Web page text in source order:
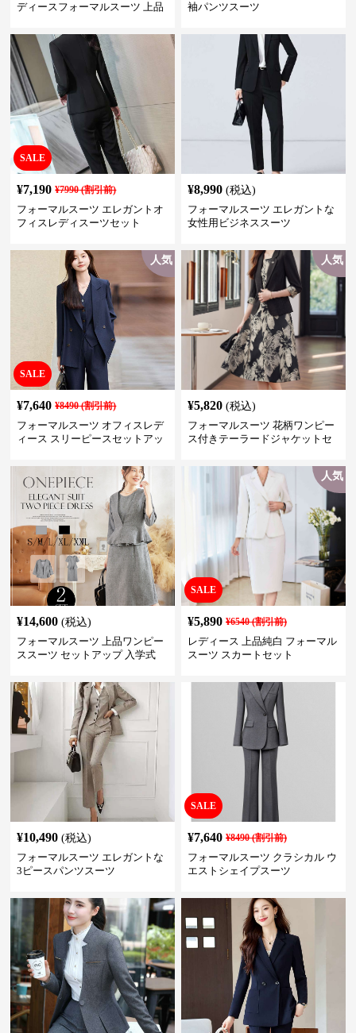
ディースフォーマルスーツ 上品
ネス・式典・会食にも＜大きい
サイズ有＞
袖パンツスーツ
SALE
¥7,190 ¥7990(割引前)
フォーマルスーツ エレガントオ
フィスレディスーツセット
¥8,990 (税込)
フォーマルスーツ エレガントな
女性用ビジネススーツ
SALE
人気
¥7,640 ¥8490(割引前)
フォーマルスーツ オフィスレデ
ィース スリーピースセットアッ
人気
¥5,820 (税込)
フォーマルスーツ 花柄ワンピー
ス付きテーラードジャケットセ
¥14,600 (税込)
フォーマルスーツ 上品ワンピー
ススーツ セットアップ 入学式
SALE
人気
¥5,890 ¥6540(割引前)
レディース 上品純白 フォーマル
スーツ スカートセット
¥10,490 (税込)
フォーマルスーツ エレガントな
3ピースパンツスーツ
SALE
¥7,640 ¥8490(割引前)
フォーマルスーツ クラシカル ウ
エストシェイプスーツ